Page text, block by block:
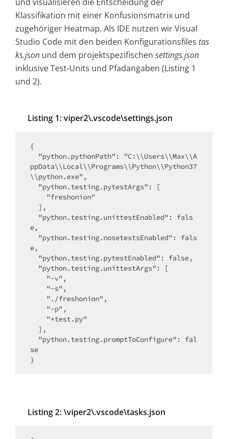
Klassifikation mit einer Konfusionsmatrix und
zugehöriger Heatmap. Als IDE nutzen wir Visual
Studio Code mit den beiden Konfigurationsfiles tas
ks.json und dem projektspezifischen settings.json
inklusive Test-Units und Pfadangaben (Listing 1
und 2).
Listing 1: viper2\.vscode\settings.json
{
ppData\\Local\\Programs\\Python\\Python37
\\python.exe",
e,
e,
se
}
Listing 2: \viper2\.vscode\tasks.json